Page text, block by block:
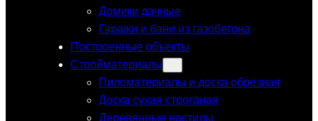
Домики дачные
Гаражи и бани из газобетона
Построенные объекты
Стройматериалы
Пиломатериалы и доска обрезная
Доска сухая строганая
Деревянные настилы